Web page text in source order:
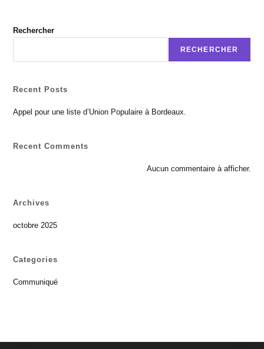
Rechercher
RECHERCHER
Recent Posts
Appel pour une liste d’Union Populaire à Bordeaux.
Recent Comments
Aucun commentaire à afficher.
Archives
octobre 2025
Categories
Communiqué